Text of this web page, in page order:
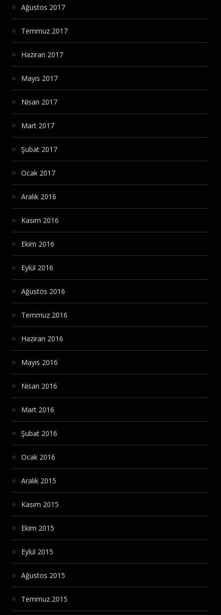
Ağustos 2017
Temmuz 2017
Haziran 2017
Mayıs 2017
Nisan 2017
Mart 2017
Şubat 2017
Ocak 2017
Aralık 2016
Kasım 2016
Ekim 2016
Eylül 2016
Ağustos 2016
Temmuz 2016
Haziran 2016
Mayıs 2016
Nisan 2016
Mart 2016
Şubat 2016
Ocak 2016
Aralık 2015
Kasım 2015
Ekim 2015
Eylül 2015
Ağustos 2015
Temmuz 2015